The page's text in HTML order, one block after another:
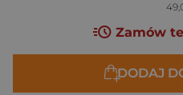
Zamów
DODAJ